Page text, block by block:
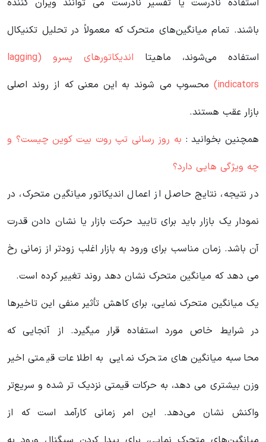
استفاده نادرست یا تفسیر نادرست می توانند ویران کننده
باشند. تمام میانگین‌های متحرک که معمولاً در تحلیل تکنیکال
استفاده می‌شوند، ماهیتا
اندیکاتورهای پسرو (lagging
indicators)
محسوب می شوند به این معنی که از روند اصلی
بازار عقب هستند.
همچنین بخوانید : به روز رسانی تپ‌ روت بیت کوین چیست؟ و
چه ویژگی هایی دارد؟
در نتیجه، نتایج حاصل از اعمال اندیکاتور میانگین متحرک، در
نمودار یک بازار باید برای تایید حرکت بازار یا نشان دادن قدرت
آن باشد. زمان مناسب برای ورود به بازار اغلب زودتر از زمانی رخ
می دهد که میانگین متحرک نشان دهد روند تغییر کرده است.
یک میانگین‌ متحرک نمایی، برای کاهش تأثیر منفی این تاخیرها
در شرایط خاص مورد استفاده قرار میگیرد. از آنجایی که
محاسبه میانگین‌های متحرک نمایی به اطلاعات قیمتی اخیر
وزن بیشتری می دهد، به حرکات قیمتی نزدیک تر شده و سریع‌تر
واکنش نشان می‌دهد. این امر زمانی کارآمد است که از